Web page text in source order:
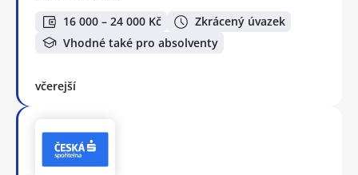
16 000 – 24 000 Kč
Zkrácený úvazek
Vhodné také pro absolventy
včerejší